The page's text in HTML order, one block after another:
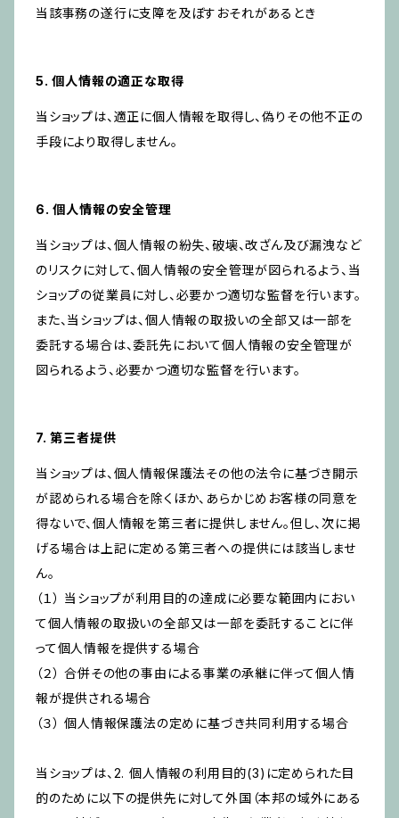
当該事務の遂行に支障を及ぼすおそれがあるとき
5. 個人情報の適正な取得
当ショップは、適正に個人情報を取得し、偽りその他不正の
手段により取得しません。
6. 個人情報の安全管理
当ショップは、個人情報の紛失、破壊、改ざん及び漏洩など
のリスクに対して、個人情報の安全管理が図られるよう、当
ショップの従業員に対し、必要かつ適切な監督を行います。
また、当ショップは、個人情報の取扱いの全部又は一部を
委託する場合は、委託先において個人情報の安全管理が
図られるよう、必要かつ適切な監督を行います。
7. 第三者提供
当ショップは、個人情報保護法その他の法令に基づき開示
が認められる場合を除くほか、あらかじめお客様の同意を
得ないで、個人情報を第三者に提供しません。但し、次に掲
げる場合は上記に定める第三者への提供には該当しませ
ん。
（１） 当ショップが利用目的の達成に必要な範囲内におい
て個人情報の取扱いの全部又は一部を委託することに伴
って個人情報を提供する場合
（２） 合併その他の事由による事業の承継に伴って個人情
報が提供される場合
（３） 個人情報保護法の定めに基づき共同利用する場合
当ショップは、2. 個人情報の利用目的(3)に定められた目
的のために以下の提供先に対して外国（本邦の域外にある